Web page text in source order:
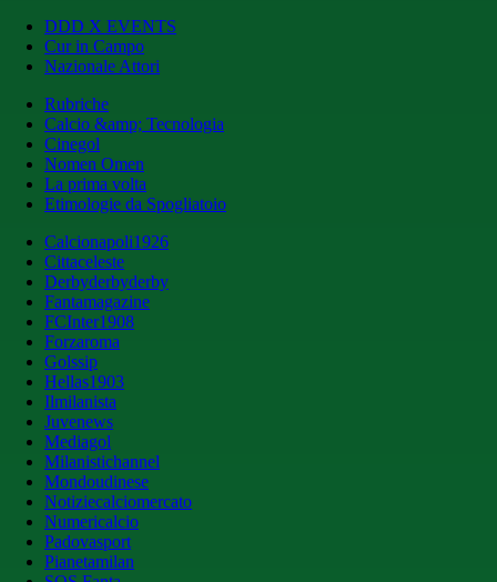
DDD X EVENTS
Cur in Campo
Nazionale Attori
Rubriche
Calcio &amp; Tecnologia
Cinegol
Nomen Omen
La prima volta
Etimologie da Spogliatoio
Calcionapoli1926
Cittaceleste
Derbyderbyderby
Fantamagazine
FCInter1908
Forzaroma
Golssip
Hellas1903
Ilmilanista
Juvenews
Mediagol
Milanistichannel
Mondoudinese
Notiziecalciomercato
Numericalcio
Padovasport
Pianetamilan